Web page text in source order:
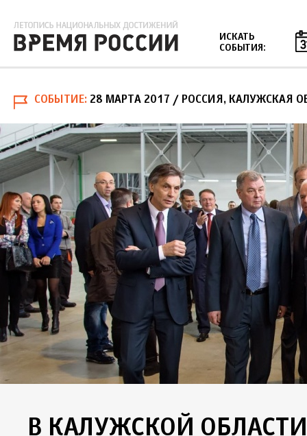
ИСКАТЬ
СОБЫТИЯ:
СОБЫТИЕ 28 МАРТА 2017 / РОССИЯ, КАЛУЖСКАЯ
В КАЛУЖСКОЙ